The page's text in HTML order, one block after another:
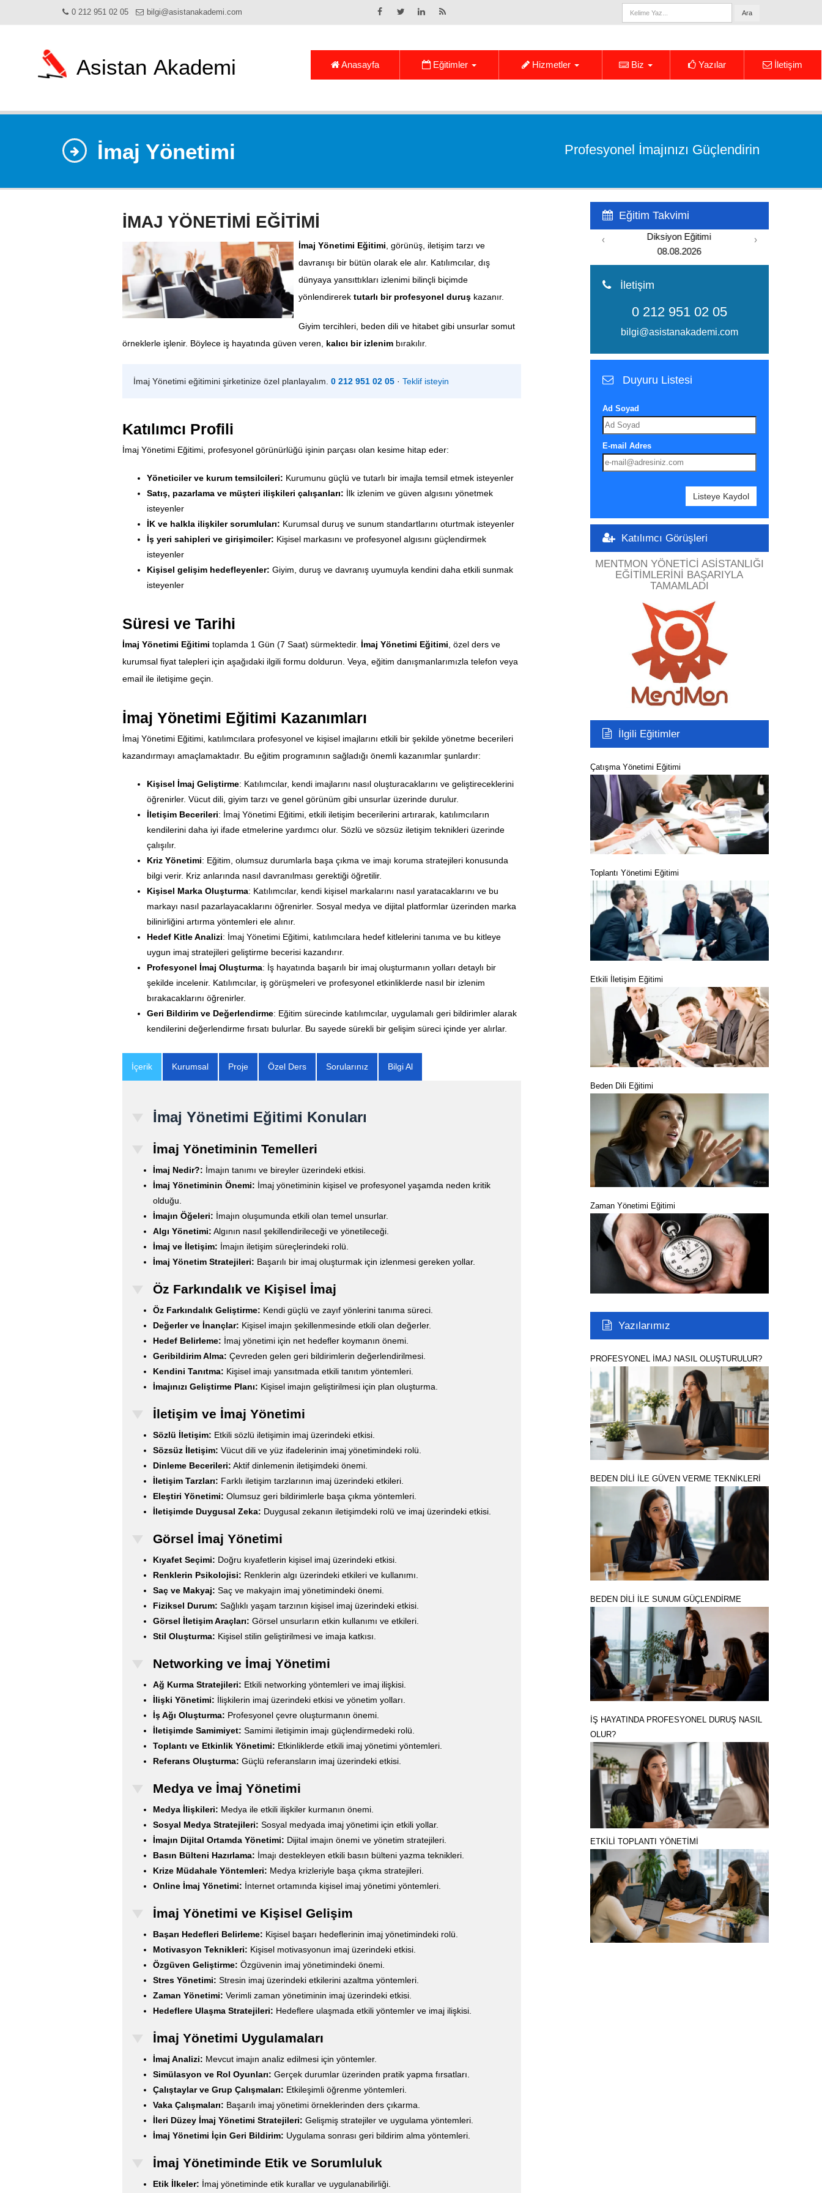
0 212 951 02 05 bilgi@asistanakademi.com Ara
Asistan Akademi Anasayfa Eğitimler Hizmetler Biz Yazılar İletişim
İmaj Yönetimi Profesyonel İmajınızı Güçlendirin
İMAJ YÖNETİMİ EĞİTİMİ
İmaj Yönetimi Eğitimi , görünüş, iletişim tarzı ve
davranışı bir bütün olarak ele alır. Katılımcılar, dış
dünyaya yansıttıkları izlenimi bilinçli biçimde
yönlendirerek tutarlı bir profesyonel duruşkazanır.
Giyim tercihleri, beden dili ve hitabet gibi unsurlar somut
örneklerle işlenir. Böylece iş hayatında güven veren, kalıcı bir izlenimbırakılır.
İmaj Yönetimi eğitimini şirketinize özel planlayalım. 0 212 951 02 05· Teklif isteyin
Katılımcı Profili
İmaj Yönetimi Eğitimi, profesyonel görünürlüğü işinin parçası olan kesime hitap eder:
Yöneticiler ve kurum temsilcileri: Kurumunu güçlü ve tutarlı bir imajla temsil etmek isteyenler
Satış, pazarlama ve müşteri ilişkileri çalışanları: İlk izlenim ve güven algısını yönetmek
isteyenler
İK ve halkla ilişkiler sorumluları: Kurumsal duruş ve sunum standartlarını oturtmak isteyenler
İş yeri sahipleri ve girişimciler: Kişisel markasını ve profesyonel algısını güçlendirmek
isteyenler
Kişisel gelişim hedefleyenler: Giyim, duruş ve davranış uyumuyla kendini daha etkili sunmak
isteyenler
Süresi ve Tarihi
İmaj Yönetimi Eğitimi toplamda 1 Gün (7 Saat) sürmektedir. İmaj Yönetimi Eğitimi , özel ders ve
kurumsal fiyat talepleri için aşağıdaki ilgili formu doldurun. Veya, eğitim danışmanlarımızla telefon veya
email ile iletişime geçin.
İmaj Yönetimi Eğitimi Kazanımları
İmaj Yönetimi Eğitimi, katılımcılara profesyonel ve kişisel imajlarını etkili bir şekilde yönetme becerileri
kazandırmayı amaçlamaktadır. Bu eğitim programının sağladığı önemli kazanımlar şunlardır:
Kişisel İmaj Geliştirme: Katılımcılar, kendi imajlarını nasıl oluşturacaklarını ve geliştireceklerini
öğrenirler. Vücut dili, giyim tarzı ve genel görünüm gibi unsurlar üzerinde durulur.
İletişim Becerileri: İmaj Yönetimi Eğitimi, etkili iletişim becerilerini artırarak, katılımcıların
kendilerini daha iyi ifade etmelerine yardımcı olur. Sözlü ve sözsüz iletişim teknikleri üzerinde
çalışılır.
Kriz Yönetimi: Eğitim, olumsuz durumlarla başa çıkma ve imajı koruma stratejileri konusunda
bilgi verir. Kriz anlarında nasıl davranılması gerektiği öğretilir.
Kişisel Marka Oluşturma: Katılımcılar, kendi kişisel markalarını nasıl yaratacaklarını ve bu
markayı nasıl pazarlayacaklarını öğrenirler. Sosyal medya ve dijital platformlar üzerinden marka
bilinirliğini artırma yöntemleri ele alınır.
Hedef Kitle Analizi: İmaj Yönetimi Eğitimi, katılımcılara hedef kitlelerini tanıma ve bu kitleye
uygun imaj stratejileri geliştirme becerisi kazandırır.
Profesyonel İmaj Oluşturma: İş hayatında başarılı bir imaj oluşturmanın yolları detaylı bir
şekilde incelenir. Katılımcılar, iş görüşmeleri ve profesyonel etkinliklerde nasıl bir izlenim
bırakacaklarını öğrenirler.
Geri Bildirim ve Değerlendirme: Eğitim sürecinde katılımcılar, uygulamalı geri bildirimler alarak
kendilerini değerlendirme fırsatı bulurlar. Bu sayede sürekli bir gelişim süreci içinde yer alırlar.
İçerik Kurumsal Proje Özel Ders Sorularınız Bilgi Al
İmaj Yönetimi Eğitimi Konuları
İmaj Yönetiminin Temelleri
İmaj Nedir?: İmajın tanımı ve bireyler üzerindeki etkisi.
İmaj Yönetiminin Önemi: İmaj yönetiminin kişisel ve profesyonel yaşamda neden kritik
olduğu.
İmajın Öğeleri: İmajın oluşumunda etkili olan temel unsurlar.
Algı Yönetimi: Algının nasıl şekillendirileceği ve yönetileceği.
İmaj ve İletişim: İmajın iletişim süreçlerindeki rolü.
İmaj Yönetim Stratejileri: Başarılı bir imaj oluşturmak için izlenmesi gereken yollar.
Öz Farkındalık ve Kişisel İmaj
Öz Farkındalık Geliştirme: Kendi güçlü ve zayıf yönlerini tanıma süreci.
Değerler ve İnançlar: Kişisel imajın şekillenmesinde etkili olan değerler.
Hedef Belirleme: İmaj yönetimi için net hedefler koymanın önemi.
Geribildirim Alma: Çevreden gelen geri bildirimlerin değerlendirilmesi.
Kendini Tanıtma: Kişisel imajı yansıtmada etkili tanıtım yöntemleri.
İmajınızı Geliştirme Planı: Kişisel imajın geliştirilmesi için plan oluşturma.
İletişim ve İmaj Yönetimi
Sözlü İletişim: Etkili sözlü iletişimin imaj üzerindeki etkisi.
Sözsüz İletişim: Vücut dili ve yüz ifadelerinin imaj yönetimindeki rolü.
Dinleme Becerileri: Aktif dinlemenin iletişimdeki önemi.
İletişim Tarzları: Farklı iletişim tarzlarının imaj üzerindeki etkileri.
Eleştiri Yönetimi: Olumsuz geri bildirimlerle başa çıkma yöntemleri.
İletişimde Duygusal Zeka: Duygusal zekanın iletişimdeki rolü ve imaj üzerindeki etkisi.
Görsel İmaj Yönetimi
Kıyafet Seçimi: Doğru kıyafetlerin kişisel imaj üzerindeki etkisi.
Renklerin Psikolojisi: Renklerin algı üzerindeki etkileri ve kullanımı.
Saç ve Makyaj: Saç ve makyajın imaj yönetimindeki önemi.
Fiziksel Durum: Sağlıklı yaşam tarzının kişisel imaj üzerindeki etkisi.
Görsel İletişim Araçları: Görsel unsurların etkin kullanımı ve etkileri.
Stil Oluşturma: Kişisel stilin geliştirilmesi ve imaja katkısı.
Networking ve İmaj Yönetimi
Ağ Kurma Stratejileri: Etkili networking yöntemleri ve imaj ilişkisi.
İlişki Yönetimi: İlişkilerin imaj üzerindeki etkisi ve yönetim yolları.
İş Ağı Oluşturma: Profesyonel çevre oluşturmanın önemi.
İletişimde Samimiyet: Samimi iletişimin imajı güçlendirmedeki rolü.
Toplantı ve Etkinlik Yönetimi: Etkinliklerde etkili imaj yönetimi yöntemleri.
Referans Oluşturma: Güçlü referansların imaj üzerindeki etkisi.
Medya ve İmaj Yönetimi
Medya İlişkileri: Medya ile etkili ilişkiler kurmanın önemi.
Sosyal Medya Stratejileri: Sosyal medyada imaj yönetimi için etkili yollar.
İmajın Dijital Ortamda Yönetimi: Dijital imajın önemi ve yönetim stratejileri.
Basın Bülteni Hazırlama: İmajı destekleyen etkili basın bülteni yazma teknikleri.
Krize Müdahale Yöntemleri: Medya krizleriyle başa çıkma stratejileri.
Online İmaj Yönetimi: İnternet ortamında kişisel imaj yönetimi yöntemleri.
İmaj Yönetimi ve Kişisel Gelişim
Başarı Hedefleri Belirleme: Kişisel başarı hedeflerinin imaj yönetimindeki rolü.
Motivasyon Teknikleri: Kişisel motivasyonun imaj üzerindeki etkisi.
Özgüven Geliştirme: Özgüvenin imaj yönetimindeki önemi.
Stres Yönetimi: Stresin imaj üzerindeki etkilerini azaltma yöntemleri.
Zaman Yönetimi: Verimli zaman yönetiminin imaj üzerindeki etkisi.
Hedeflere Ulaşma Stratejileri: Hedeflere ulaşmada etkili yöntemler ve imaj ilişkisi.
İmaj Yönetimi Uygulamaları
İmaj Analizi: Mevcut imajın analiz edilmesi için yöntemler.
Simülasyon ve Rol Oyunları: Gerçek durumlar üzerinden pratik yapma fırsatları.
Çalıştaylar ve Grup Çalışmaları: Etkileşimli öğrenme yöntemleri.
Vaka Çalışmaları: Başarılı imaj yönetimi örneklerinden ders çıkarma.
İleri Düzey İmaj Yönetimi Stratejileri: Gelişmiş stratejiler ve uygulama yöntemleri.
İmaj Yönetimi İçin Geri Bildirim: Uygulama sonrası geri bildirim alma yöntemleri.
İmaj Yönetiminde Etik ve Sorumluluk
Etik İlkeler: İmaj yönetiminde etik kurallar ve uygulanabilirliği.
Eğitim Takvimi
Yönetici Asistanlığı Eğitimi
15.08.2026
‹ ›
İletişim
0 212 951 02 05
bilgi@asistanakademi.com
Duyuru Listesi
Ad Soyad
E-mail Adres
Listeye Kaydol
Katılımcı Görüşleri
MENTMON YÖNETICI ASISTANLIĞI
EĞITIMLERINI BAŞARIYLA
TAMAMLADI
İlgili Eğitimler
Çatışma Yönetimi Eğitimi
Toplantı Yönetimi Eğitimi
Etkili İletişim Eğitimi
Beden Dili Eğitimi
Zaman Yönetimi Eğitimi
Yazılarımız
PROFESYONEL İMAJ NASIL OLUŞTURULUR?
BEDEN DİLİ İLE GÜVEN VERME TEKNİKLERİ
BEDEN DİLİ İLE SUNUM GÜÇLENDİRME
İŞ HAYATINDA PROFESYONEL DURUŞ NASIL
OLUR?
ETKİLİ TOPLANTI YÖNETİMİ